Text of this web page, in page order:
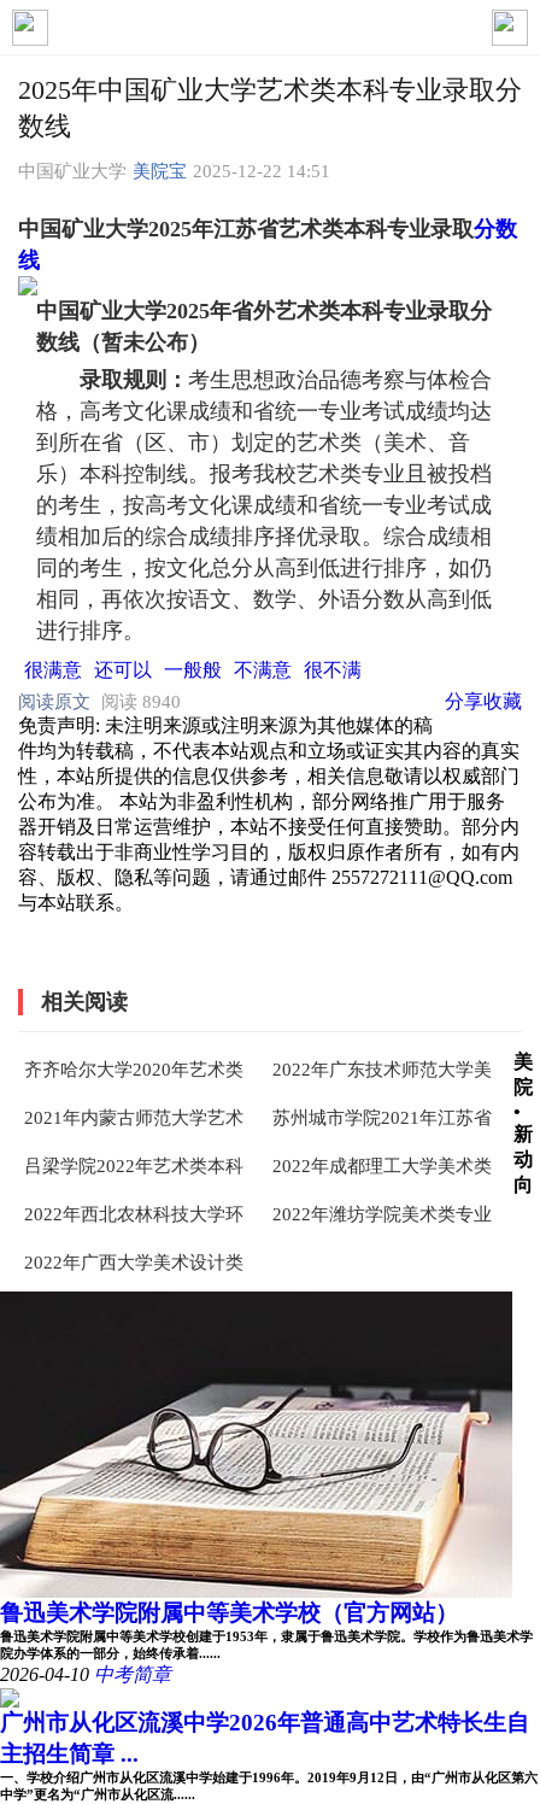
2025年中国矿业大学艺术类本科专业录取分
数线
中国矿业大学 美院宝 2025-12-22 14:51
中国矿业大学2025年江苏省艺术类本科专业录取分数
线
中国矿业大学2025年省外艺术类本科专业录取分
数线（暂未公布）
录取规则： 考生思想政治品德考察与体检合
格，高考文化课成绩和省统一专业考试成绩均达
到所在省（区、市）划定的艺术类（美术、音
乐）本科控制线。报考我校艺术类专业且被投档
的考生，按高考文化课成绩和省统一专业考试成
绩相加后的综合成绩排序择优录取。综合成绩相
同的考生，按文化总分从高到低进行排序，如仍
相同，再依次按语文、数学、外语分数从高到低
进行排序。
很满意 还可以 一般般 不满意 很不满
阅读原文 阅读 8940 收藏
分享
免责声明: 未注明来源或注明来源为其他媒体的稿
件均为转载稿，不代表本站观点和立场或证实其内容的真实
性，本站所提供的信息仅供参考，相关信息敬请以权威部门
公布为准。 本站为非盈利性机构，部分网络推广用于服务
器开销及日常运营维护，本站不接受任何直接赞助。部分内
容转载出于非商业性学习目的，版权归原作者所有，如有内
容、版权、隐私等问题，请通过邮件 2557272111@QQ.com
与本站联系。
相关阅读
齐齐哈尔大学2020年艺术类
2022年广东技术师范大学美
2021年内蒙古师范大学艺术
苏州城市学院2021年江苏省
吕梁学院2022年艺术类本科
2022年成都理工大学美术类
2022年西北农林科技大学环
2022年潍坊学院美术类专业
2022年广西大学美术设计类
专业录取分数线
美
院
•
新
动
向
鲁迅美术学院附属中等美术学校（官方网站）
鲁迅美术学院附属中等美术学校创建于1953年，隶属于鲁迅美术学院。学校作为鲁迅美术学
院办学体系的一部分，始终传承着......
2026-04-10 中考简章
广州市从化区流溪中学2026年普通高中艺术特长生自
主招生简章 ...
一、学校介绍广州市从化区流溪中学始建于1996年。2019年9月12日，由“广州市从化区第六
中学”更名为“广州市从化区流......